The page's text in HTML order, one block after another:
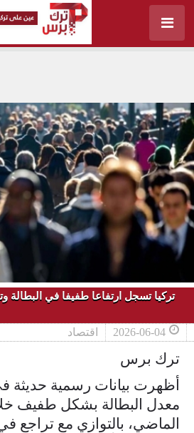
تركيا تسجل ارتفاعا طفيفا في البطالة
2026-06-04 اقتصاد
ترك برس
أظهرت بيانات رسمية حديثة
معدل البطالة بشكل طفيف
الماضي، بالتوازي مع تراجع